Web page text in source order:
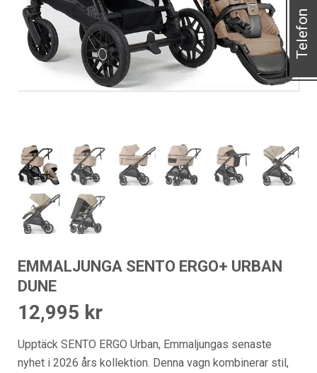
EMMALJUNGA SENTO ERGO+ URBAN
DUNE
12,995 kr
Upptäck SENTO ERGO Urban, Emmaljungas senaste
nyhet i 2026 års kollektion. Denna vagn kombinerar stil,
Telefon